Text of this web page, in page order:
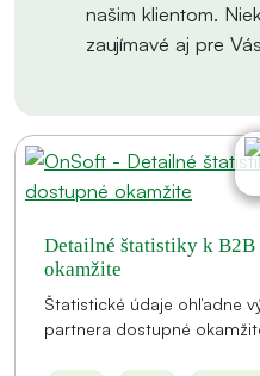
našim klientom.
zaujímavé aj pre
Detailné štatistiky k B2B
okamžite
Štatistické údaje ohľadne
partnera dostupné